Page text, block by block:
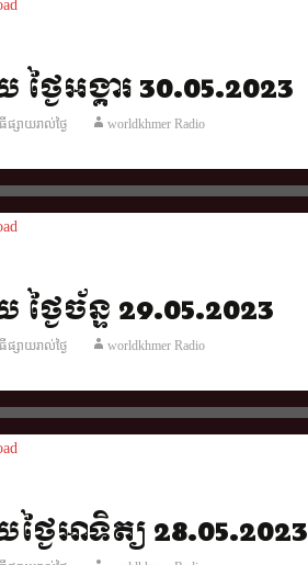
ងៃអង្គារ 30.05.2023
ផ្សាយរាល់ថ្ងៃ worldkhmer Radio
ងៃច័ន្ទ 29.05.2023
ផ្សាយរាល់ថ្ងៃ worldkhmer Radio
ងៃអាទិត្យ 28.05.2023